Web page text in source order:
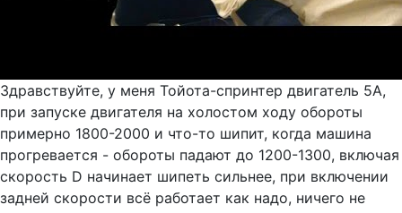
Здравствуйте, у меня Тойота-спринтер двигатель 5А,
при запуске двигателя на холостом ходу обороты
примерно 1800-2000 и что-то шипит, когда машина
прогревается - обороты падают до 1200-1300, включая
скорость D начинает шипеть сильнее, при включении
задней скорости всё работает как надо, ничего не